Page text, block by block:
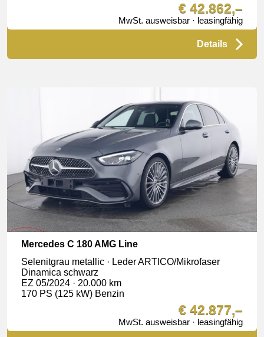
€ 42.862,–
MwSt. ausweisbar · leasingfähig
Details
Mercedes C 180 AMG Line
Selenitgrau metallic · Leder ARTICO/Mikrofaser
Dinamica schwarz
EZ 05/2024 · 20.000 km
170 PS (125 kW) Benzin
€ 42.877,–
MwSt. ausweisbar · leasingfähig